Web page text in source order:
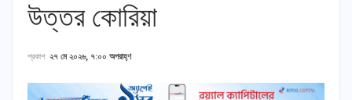
উত্তর কোরিয়া
প্রকাশ ২৭ মে ২০২৬, ৭:০০ অপরাহ্ণ